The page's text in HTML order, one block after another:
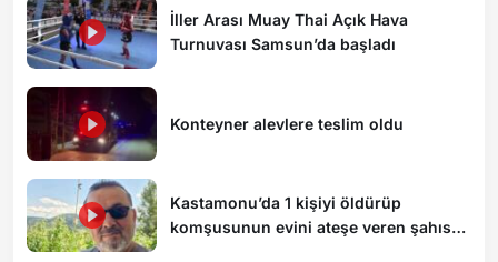
İller Arası Muay Thai Açık Hava
Turnuvası Samsun’da başladı
Konteyner alevlere teslim oldu
Kastamonu’da 1 kişiyi öldürüp
komşusunun evini ateşe veren şahıs